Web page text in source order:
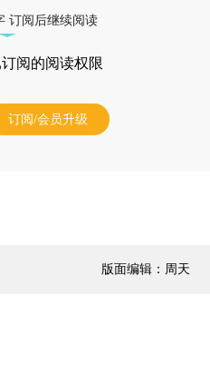
订阅后继续阅读
阅的阅读权限
订阅/会员升级
版面编辑：周天